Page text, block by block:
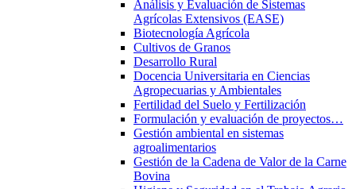
Análisis y Evaluación de Sistemas
Agrícolas Extensivos (EASE)
Biotecnología Agrícola
Cultivos de Granos
Desarrollo Rural
Docencia Universitaria en Ciencias
Agropecuarias y Ambientales
Fertilidad del Suelo y Fertilización
Formulación y evaluación de proyectos…
Gestión ambiental en sistemas
agroalimentarios
Gestión de la Cadena de Valor de la Carne
Bovina